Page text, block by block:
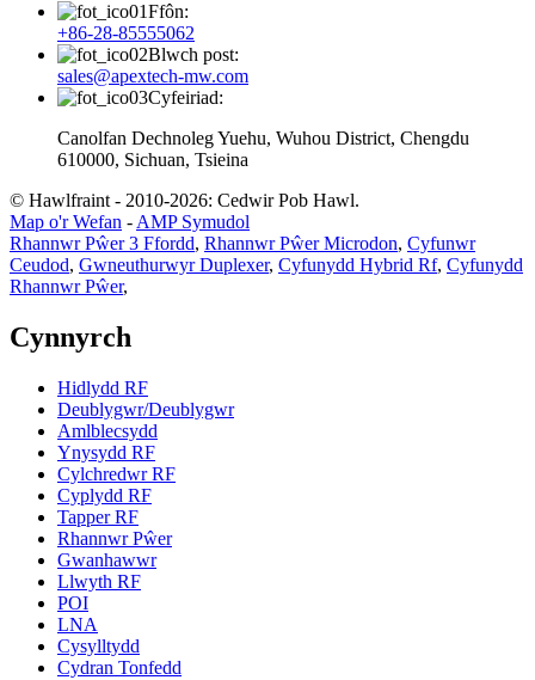
Ffôn:
+86-28-85555062
Blwch post:
sales@apextech-mw.com
Cyfeiriad:
Canolfan Dechnoleg Yuehu, Wuhou District, Chengdu
610000, Sichuan, Tsieina
© Hawlfraint - 2010-2026: Cedwir Pob Hawl.
Map o'r Wefan -AMP Symudol
Rhannwr Pŵer 3 Ffordd, Rhannwr Pŵer Microdon, Cyfunwr
Ceudod, Gwneuthurwyr Duplexer, Cyfunydd Hybrid Rf, Cyfunydd
Rhannwr Pŵer,
Cynnyrch
Hidlydd RF
Deublygwr/Deublygwr
Amlblecsydd
Ynysydd RF
Cylchredwr RF
Cyplydd RF
Tapper RF
Rhannwr Pŵer
Gwanhawwr
Llwyth RF
POI
LNA
Cysylltydd
Cydran Tonfedd